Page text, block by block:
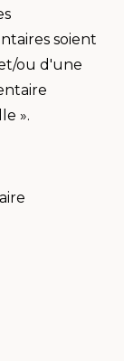
soient
ou d'une
».